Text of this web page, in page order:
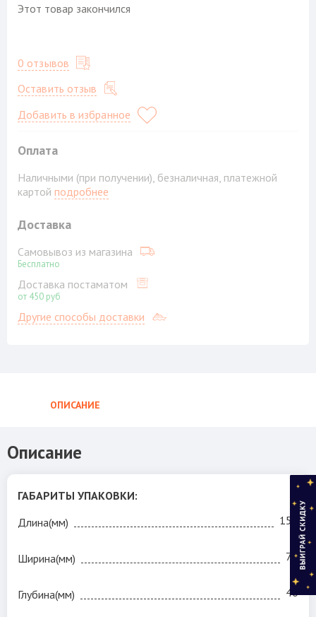
Этот товар закончился
0 отзывов
Оставить отзыв
Добавить в избранное
Оплата
Наличными (при получении), безналичная, платежной
картой подробнее
Доставка
Самовывоз из магазина
Бесплатно
Доставка постаматом
от 450 руб
Другие способы доставки
ОПИСАНИЕ
Описание
ГАБАРИТЫ УПАКОВКИ:
Длина(мм)
150
Ширина(мм) 70
Глубина(мм) 40